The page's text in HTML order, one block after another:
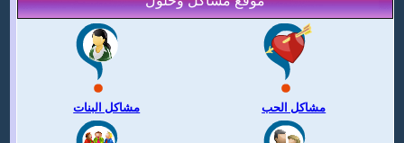
مشاكل البنات مشاكل الحب